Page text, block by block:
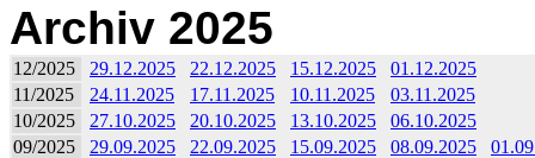
Archiv 2025
12/2025 29.12.2025 22.12.2025 15.12.2025
01.12.2025
11/2025
24.11.2025 17.11.2025 10.11.2025
03.11.2025
10/2025
27.10.2025 20.10.2025 13.10.2025
06.10.2025
09/2025
29.09.2025 22.09.2025 15.09.2025 08.09.2025